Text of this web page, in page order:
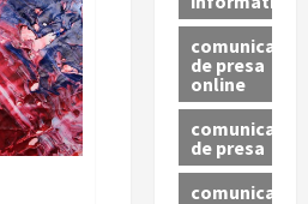
comunicat
de presa
online
comunicate
de presa
comunicate